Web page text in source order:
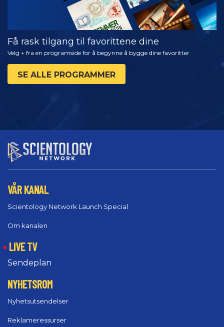
Få rask tilgang til favorittene dine
Velg + fra en programside for å begynne å bygge dine favoritter
SE ALLE PROGRAMMER
VÅR KANAL
Scientology Network Launch Special
Om kanalen
LIVE TV
Sendeplan
NYHETSROM
Nyhetsutsendelser
Reklameressurser